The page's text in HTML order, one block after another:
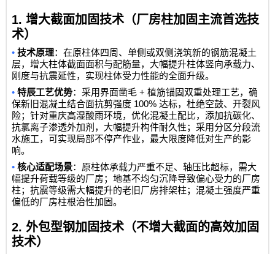
1. 增大截面加固技术（厂房柱加固主流首选技
术）
•技术原理：在原柱体四周、单侧或双侧浇筑新的钢筋混凝土
层，增大柱体截面面积与配筋量，大幅提升柱体竖向承载力、
刚度与抗震延性，实现柱体受力性能的全面升级。
•特辰工艺优势：采用界面凿毛 +植筋锚固双重处理工艺，确
保新旧混凝土结合面抗剪强度 100%达标，杜绝空鼓、开裂风
险；针对重庆高湿酸雨环境，优化混凝土配比，添加抗碳化、
抗氯离子渗透外加剂，大幅提升构件耐久性；采用分区分段流
水施工，可实现局部不停产作业，最大限度降低对生产的影
响。
•核心适配场景：原柱体承载力严重不足、轴压比超标，需大
幅提升荷载等级的厂房；地基不均匀沉降导致偏心受力的厂房
柱；抗震等级需大幅提升的老旧厂房排架柱；混凝土强度严重
偏低的厂房柱根治性加固。
2.外包型钢加固技术（不增大截面的高效加固
技术）